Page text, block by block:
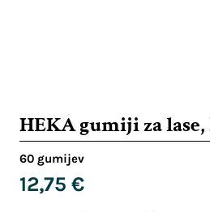
HEKA gumiji za
60 gumijev
12,75 €